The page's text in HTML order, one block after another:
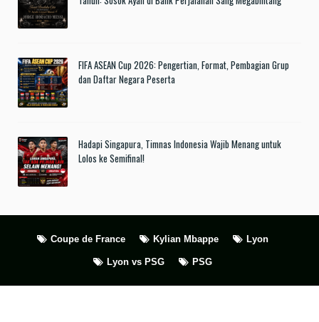
FIFA ASEAN Cup 2026: Pengertian, Format, Pembagian Grup
dan Daftar Negara Peserta
Hadapi Singapura, Timnas Indonesia Wajib Menang untuk
Lolos ke Semifinal!
Coupe de France Kylian Mbappe Lyon
Lyon vs PSG PSG